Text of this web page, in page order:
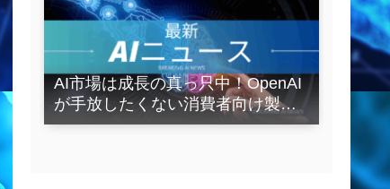
AI市場は成長の真っ只中！OpenAI
が手放したくない消費者向け製品
とは？